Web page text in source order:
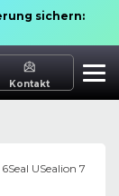
sichern:
Kontakt
6Seal USealion 7